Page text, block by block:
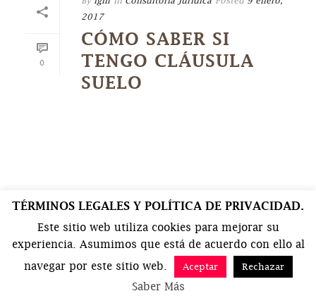
0
2017
CÓMO SABER SI
TENGO CLÁUSULA
SUELO
TÉRMINOS LEGALES Y POLÍTICA DE PRIVACIDAD.
Este sitio web utiliza cookies para mejorar su
experiencia. Asumimos que está de acuerdo con ello al
navegar por este sitio web.
Aceptar Rechazar
Saber Más